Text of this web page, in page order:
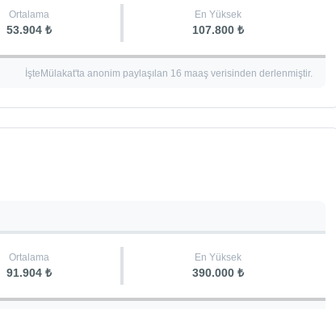
Ortalama
53.904 ₺
En Yüksek
107.800 ₺
İşteMülakat'ta anonim paylaşılan 16 maaş verisinden derlenmiştir.
Ortalama
91.904 ₺
En Yüksek
390.000 ₺